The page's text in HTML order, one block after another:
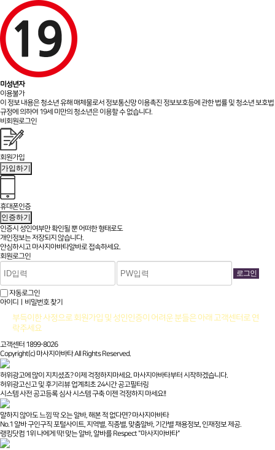
미성년자
이용불가
이 정보 내용은 청소년 유해 매체물로서 정보통신망 이용촉진 정보보호등에 관한 법률 및 청소년 보호법
규정에 의하여 19세 미만의 청소년은 이용할 수 없습니다.
비회원로그인
회원가입
가입하기
휴대폰인증
인증하기
인증시 성인여부만 확인될 뿐어떠한 형태로도
개인정보는 저장되지 않습니다.
안심하시고 마사지아바타알바로 접속하세요.
회원로그인
자동로그인
아이디ㅣ비밀번호 찾기
부득이한 사정으로 회원가입 및 성인인증이 어려운 분들은 아래 고객센터로 연
락주세요
고객센터 1899-8026
Copyright(c) 마사지아바타 All Rights Reserved.
허위광고에 많이 지치셨죠? 이제 걱정하지마세요. 마사지아바타부터 시작하겠습니다.
허위광고신고 및 후기리뷰 업계최초 24시간 공고필터링
시스템 사전 공고등록 심사 시스템 구축 이젠 걱정하지 마세요!!
말하지 않아도 느낌 딱 오는 알바, 해본 적 없다면? 마사지아바타
No.1 알바 구인구직 포털사이트, 지역별, 직종별, 맞춤알바, 기간별 채용정보, 인재정보 제공.
랭킹닷컴 1위 나에게 딱! 맞는 알바, 알바를 Respect "마사지아바타"